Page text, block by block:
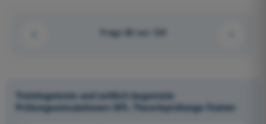
Frage 68 von 129
Trainingstests und zeitlich begrenzte
Prüfungssimulationen SPL Theorieprüfungs-Trainer